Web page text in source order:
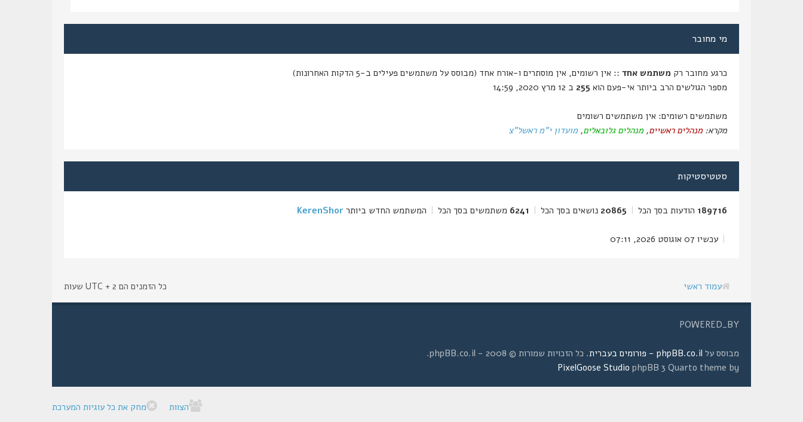
מי מחובר
כרגע מחובר רק משתמש אחד :: אין רשומים, אין מוסתרים ו-אורח אחד (מבוסס על משתמשים פעילים ב-5 הדקות האחרונות)
מספר הגולשים הרב ביותר אי-פעם הוא 255 ב 12 מרץ 2020, 14:59
משתמשים רשומים: אין משתמשים רשומים
מקרא:מנהלים ראשיים,מנהלים גלובאלים, מועדון י"מ ראשל"צ
סטטיסטיקות
189716 הודעות בסך הכל |
20865 נושאים בסך הכל |
6241 משתמשים בסך הכל | המשתמש החדש ביותר KerenShor
| עכשיו 07 אוגוסט 2026, 07:11
עמוד ראשי כל הזמנים הם UTC + 2 שעות
POWERED_BY
מבוסס על phpBB.co.il - פורומים בעברית
. כל הזכויות שמורות © 2008 - phpBB.co.il.
phpBB 3 Quarto theme by
PixelGoose Studio
הצוות מחק את כל עוגיות המערכת